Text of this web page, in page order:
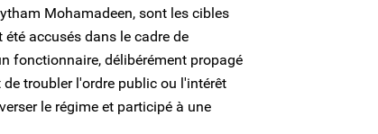
Mohamadeen, sont les cibles
accusés dans le cadre de
fonctionnaire, délibérément propagé
troubler l'ordre public ou l'intérêt
le régime et participé à une